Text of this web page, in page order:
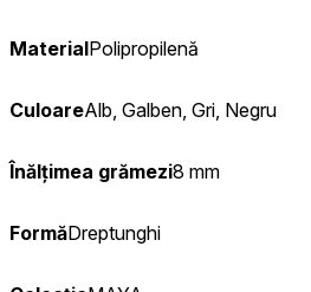
MaterialPolipropilenă
CuloareAlb, Galben, Gri, Negru
Înălțimea grămezi8 mm
FormăDreptunghi